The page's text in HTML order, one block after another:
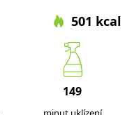
501 kcal
149